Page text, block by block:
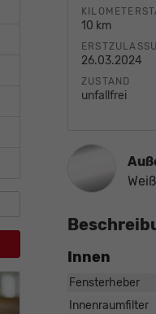
10 km
26.03.2024
ZUSTAND
unfallfrei
Weiß
Innen
Fensterheber
Innenraumfilter